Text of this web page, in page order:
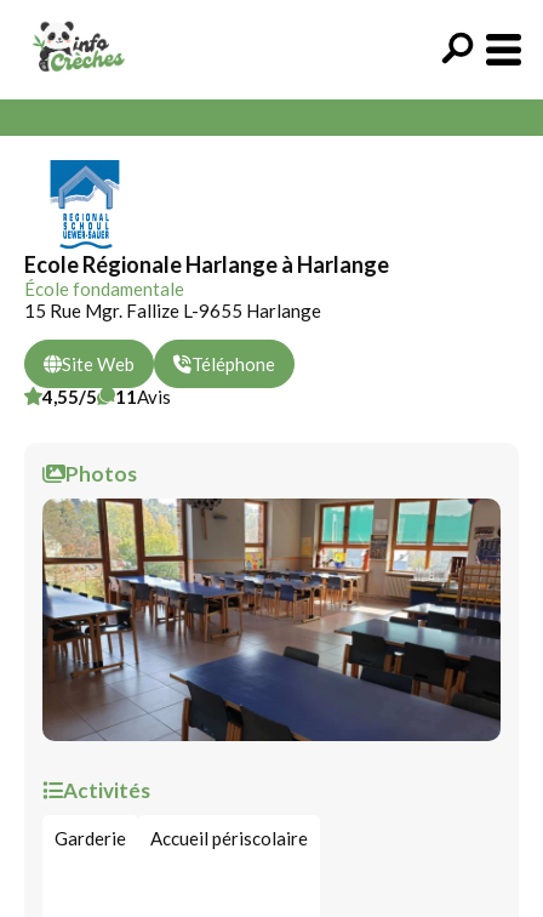
Ecole Régionale Harlange à Harlange
École fondamentale
15 Rue Mgr. Fallize L-9655 Harlange
Site Web
Téléphone
4,55/5
11Avis
Photos
Activités
Garderie Accueil périscolaire